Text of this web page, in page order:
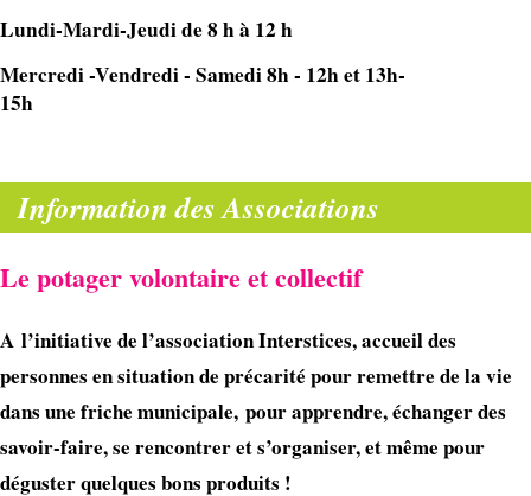
Lundi-Mardi-Jeudi de 8 h à 12 h
Mercredi -Vendredi - Samedi 8h - 12h et 13h-
15h
Information des Associations
Le potager volontaire et collectif
A l’initiative de l’association Interstices, accueil des
personnes en situation de précarité pour remettre de la vie
dans une friche municipale, pour apprendre, échanger des
savoir-faire, se rencontrer et s’organiser, et même pour
déguster quelques bons produits !